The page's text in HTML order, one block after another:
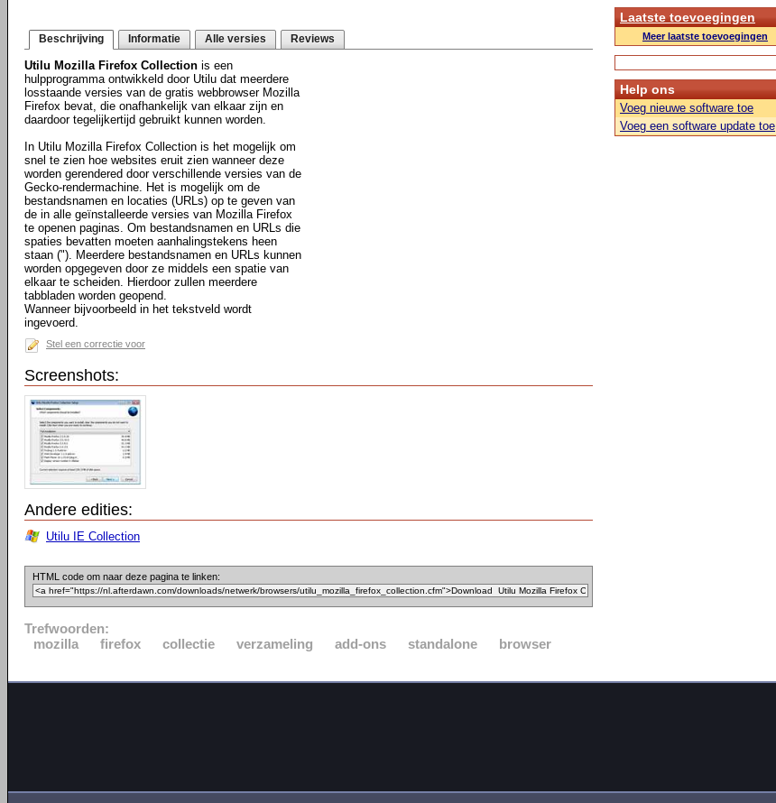
Beschrijving Informatie Alle versies Reviews
Utilu Mozilla Firefox Collection is een
hulpprogramma ontwikkeld door Utilu dat meerdere
losstaande versies van de gratis webbrowser Mozilla
Firefox bevat, die onafhankelijk van elkaar zijn en
daardoor tegelijkertijd gebruikt kunnen worden.
In Utilu Mozilla Firefox Collection is het mogelijk om
snel te zien hoe websites eruit zien wanneer deze
worden gerendered door verschillende versies van de
Gecko-rendermachine. Het is mogelijk om de
bestandsnamen en locaties (URLs) op te geven van
de in alle geïnstalleerde versies van Mozilla Firefox
te openen paginas. Om bestandsnamen en URLs die
spaties bevatten moeten aanhalingstekens heen
staan ("). Meerdere bestandsnamen en URLs kunnen
worden opgegeven door ze middels een spatie van
elkaar te scheiden. Hierdoor zullen meerdere
tabbladen worden geopend.
Wanneer bijvoorbeeld in het tekstveld wordt
ingevoerd.
Stel een correctie voor
Screenshots:
Andere edities:
Utilu IE Collection
HTML code om naar deze pagina te linken:
Trefwoorden:
mozilla
firefox collectie verzameling add-ons standalone browser
Laatste toevoegingen
Meer laatste toevoegingen
Help ons
Voeg nieuwe software toe
Voeg een software update toe